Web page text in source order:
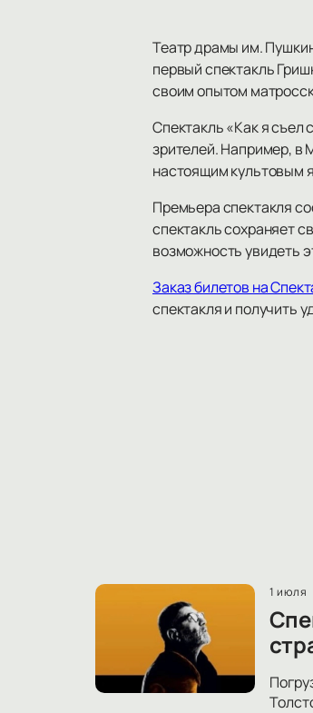
Театр драмы им.
первый спектакль
своим опытом
Спектакль «Как я съел
зрителей. Например, в
настоящим культовым
Премьера спектакля
спектакль сохраняет
возможность увидеть
Заказ билетов на
спектакля и получить
1 июля